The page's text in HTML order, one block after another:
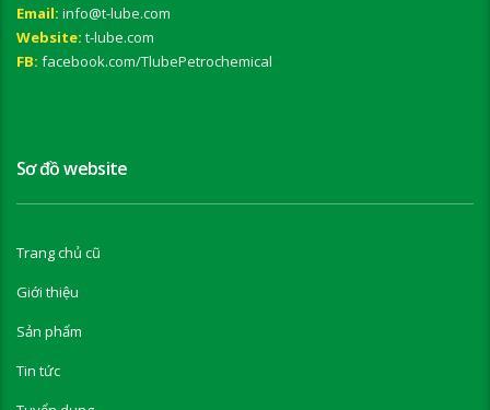
Email: info@t-lube.com
Website: t-lube.com
FB: facebook.com/TlubePetrochemical
Sơ đồ website
Trang chủ cũ
Giới thiệu
Sản phẩm
Tin tức